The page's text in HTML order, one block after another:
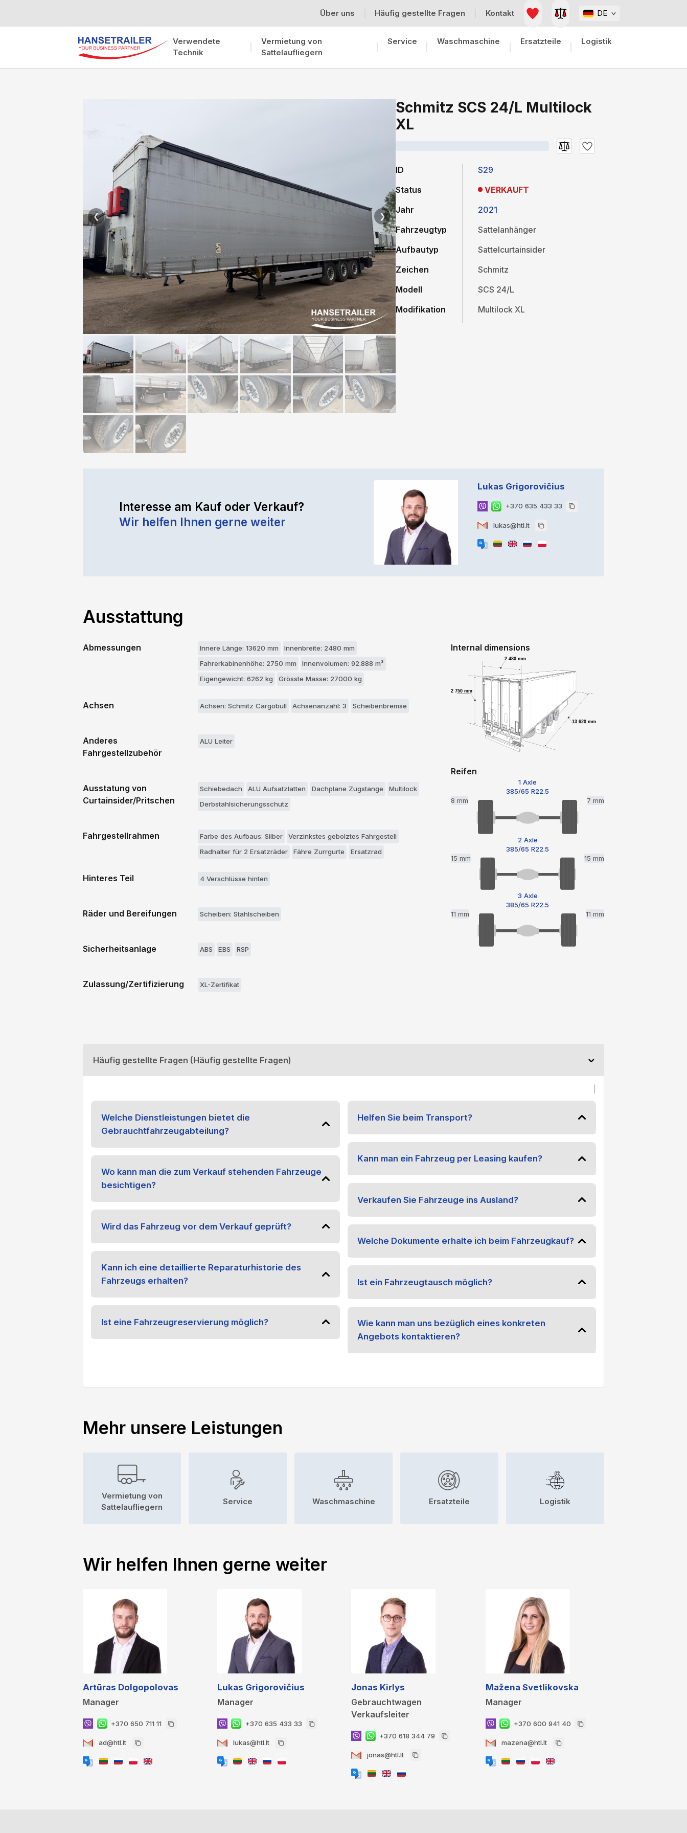
Über uns Häufig gestellte Fragen Kontakt DE
Verwendete
Technik
Vermietung von
Sattelaufliegern
Service Waschmaschine Ersatzteile Logistik
❮ ❯
Schmitz SCS 24/L Multilock
XL
ID
Status
Jahr
Fahrzeugtyp
Aufbautyp
Zeichen
Modell
Modifikation
S29
VERKAUFT
2021
Sattelanhänger
Sattelcurtainsider
Schmitz
SCS 24/L
Multilock XL
Interesse am Kauf oder Verkauf?
Wir helfen Ihnen gerne weiter
Lukas Grigorovičius
+370 635 433 33
lukas@htl.lt
Ausstattung
Abmessungen Innere Länge: 13620 mm
Innenbreite: 2480 mm
Fahrerkabinenhöhe: 2750 mm
Innenvolumen: 92.888 m³
Eigengewicht: 6262 kg
Grösste Masse: 27000 kg
Achsen Achsen: Schmitz Cargobull Achsenanzahl: 3 Scheibenbremse
Anderes
Fahrgestellzubehör
ALU Leiter
Ausstatung von
Curtainsider/Pritschen
Schiebedach ALU Aufsatzlatten Dachplane Zugstange
Multilock
Derbstahlsicherungsschutz
Fahrgestellrahmen Farbe des Aufbaus: Silber
Verzinkstes gebolztes Fahrgestell
Radhalter für 2 Ersatzräder
Fähre Zurrgurte Ersatzrad
Hinteres Teil 4 Verschlüsse hinten
Räder und Bereifungen Scheiben: Stahlscheiben
Sicherheitsanlage ABS EBS RSP
Zulassung/Zertifizierung XL-Zertifikat
Internal dimensions
2 480 mm
2 750 mm
13 620 mm
Reifen
1 Axle
385/65 R22.5
8 mm
7 mm
2 Axle
385/65 R22.5
15 mm
15 mm
3 Axle
385/65 R22.5
11 mm
11 mm
Häufig gestellte Fragen (Häufig gestellte Fragen)
Welche Dienstleistungen bietet die
Gebrauchtfahrzeugabteilung?
Wo kann man die zum Verkauf stehenden Fahrzeuge
besichtigen?
Wird das Fahrzeug vor dem Verkauf geprüft?
Kann ich eine detaillierte Reparaturhistorie des
Fahrzeugs erhalten?
Ist eine Fahrzeugreservierung möglich?
Helfen Sie beim Transport?
Kann man ein Fahrzeug per Leasing kaufen?
Verkaufen Sie Fahrzeuge ins Ausland?
Welche Dokumente erhalte ich beim Fahrzeugkauf?
Ist ein Fahrzeugtausch möglich?
Wie kann man uns bezüglich eines konkreten
Angebots kontaktieren?
Mehr unsere Leistungen
Vermietung von
Sattelaufliegern
Service Waschmaschine Ersatzteile Logistik
Wir helfen Ihnen gerne weiter
Artūras Dolgopolovas
Manager
+370 650 711 11
ad@htl.lt
Lukas Grigorovičius
Manager
+370 635 433 33
lukas@htl.lt
Jonas Kirlys
Gebrauchtwagen
Verkaufsleiter
+370 618 344 79
jonas@htl.lt
Mažena Svetlikovska
Manager
+370 600 941 40
mazena@htl.lt